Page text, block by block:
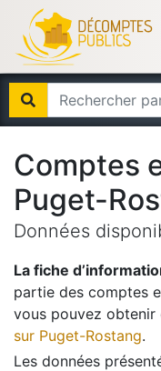
Comptes
Puget-
Données
La fiche
partie des comptes
vous pouvez obtenir
sur Puget-Rostang.
Les données